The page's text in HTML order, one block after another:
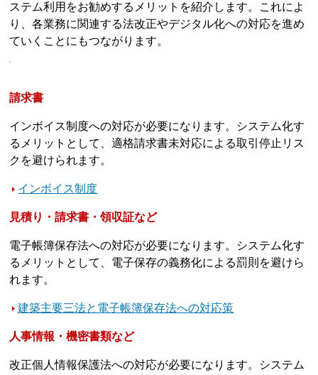
ステム利用をお勧めするメリットを紹介します。これによ
り、各業務に関連する法改正やデジタル化への対応を進め
ていくことにもつながります。
請求書
インボイス制度への対応が必要になります。システム化す
るメリットとして、適格請求書未対応による取引停止リス
クを避けられます。
インボイス制度
見積り・請求書・領収証など
電子帳簿保存法への対応が必要になります。システム化す
るメリットとして、電子保存の義務化による罰則を避けら
れます。
建築主要三法と電子帳簿保存法への対応策
人事情報・機密書類など
改正個人情報保護法への対応が必要になります。システム